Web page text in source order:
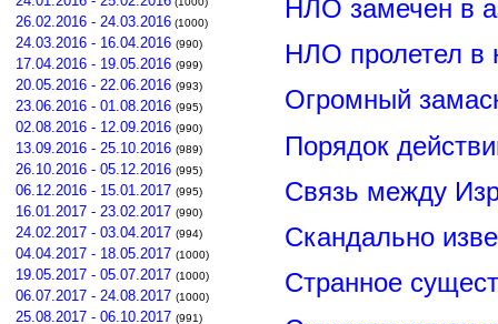
26.02.2016 - 24.03.2016 (1000)
24.03.2016 - 16.04.2016 (990)
17.04.2016 - 19.05.2016 (999)
20.05.2016 - 22.06.2016 (993)
23.06.2016 - 01.08.2016 (995)
02.08.2016 - 12.09.2016 (990)
13.09.2016 - 25.10.2016 (989)
26.10.2016 - 05.12.2016 (995)
06.12.2016 - 15.01.2017 (995)
16.01.2017 - 23.02.2017 (990)
24.02.2017 - 03.04.2017 (994)
04.04.2017 - 18.05.2017 (1000)
19.05.2017 - 05.07.2017 (1000)
06.07.2017 - 24.08.2017 (1000)
25.08.2017 - 06.10.2017 (991)
НЛО замечен в
НЛО пролетел в
Огромный
Порядок
Связь между
Скандально
Странное